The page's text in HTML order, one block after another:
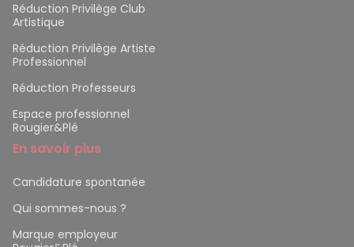
Réduction Privilège Club
Artistique
Réduction Privilège Artiste
Professionnel
Réduction Professeurs
Espace professionnel
Rougier&Plé
En savoir plus
Candidature spontanée
Qui sommes-nous ?
Marque employeur